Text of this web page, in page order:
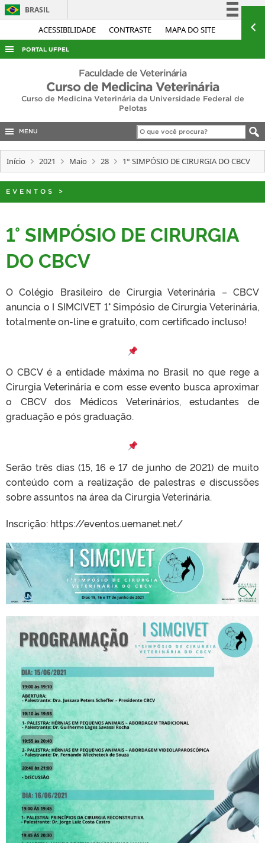
ACESSIBILIDADE CONTRASTE MAPA DO SITE
BRASIL
Simplifique!
Acesso à informação
Legislação
PORTAL UFPEL
ACESSO À INFORMAÇÃO
AUDITORIA
CONCURSOS
EDITAIS
OUVIDORIA
TELEFONES
Faculdade de Veterinária
Curso de Medicina Veterinária
Curso de Medicina Veterinária da Universidade Federal de
Pelotas
MENU
Início 2021 Maio 28 1° SIMPÓSIO DE CIRURGIA DO CBCV
EVENTOS >
1° SIMPÓSIO DE CIRURGIA
DO CBCV
O Colégio Brasileiro de Cirurgia Veterinária – CBCV
anuncia o I SIMCIVET 1° Simpósio de Cirurgia Veterinária,
totalmente on-line e gratuito, com certificado incluso!
O CBCV é a entidade máxima no Brasil no que rege a
Cirurgia Veterinária e com esse evento busca aproximar
o CBCV dos Médicos Veterinários, estudantes de
graduação e pós graduação.
Serão três dias (15, 16 e 17 de junho de 2021) de muito
conteúdo com a realização de palestras e discussões
sobre assuntos na área da Cirurgia Veterinária.
Inscrição: https://eventos.uemanet.net/